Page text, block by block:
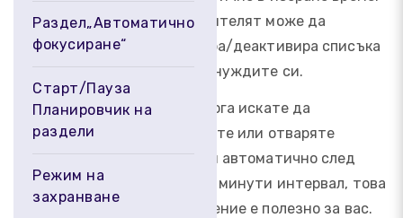
Раздел„Автоматично
фокусиране“
Старт/Пауза
Планировчик на
раздели
Режим на
захранване
Потребителят може да
активира/деактивира списъка
според нуждите си.
Ако някога искате да
затваряте или отваряте
раздели автоматично след
няколко минути интервал, това
разширение е полезно за вас.